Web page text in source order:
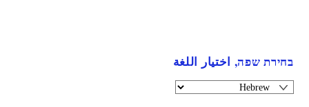
בחירת שפה, اختيار اللغة